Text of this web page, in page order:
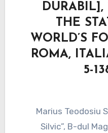
DURABIL],
THE
WORLD’S
ROMA,
5-
Marius Teodosiu Societatea „Progresul
Silvic”, B-dul